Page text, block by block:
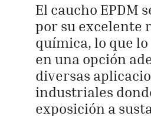
El caucho EPDM
por su excelente
química, lo que
en una opción
diversas
industriales
exposición a